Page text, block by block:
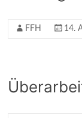
FFH 14.